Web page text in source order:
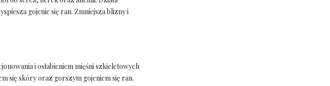
gojenie się ran. Zmniejsza blizny i
i osłabieniem mięśni szkieletowych
się skóry oraz gorszym gojeniem się ran.